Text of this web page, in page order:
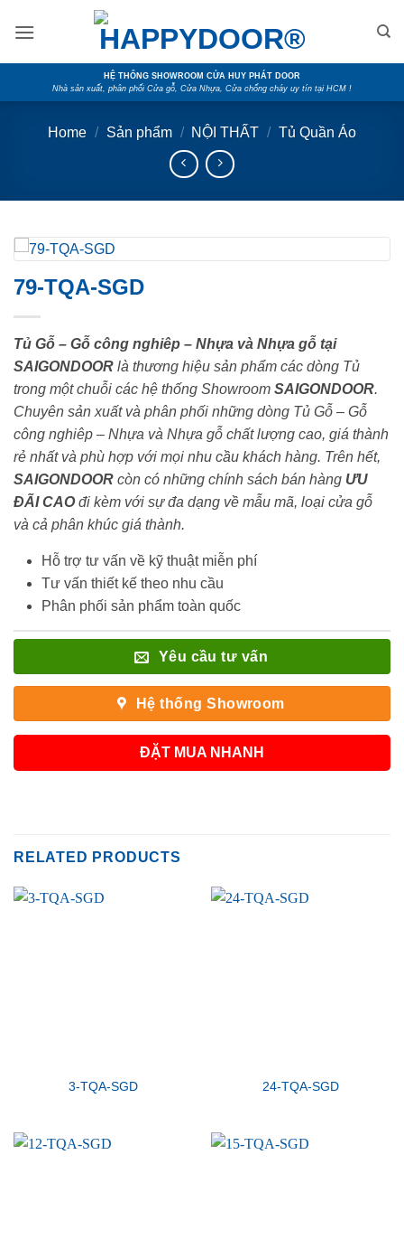
HỆ THỐNG SHOWROOM CỬA HUY PHÁT DOOR
Nhà sản xuất, phân phối Cửa gỗ, Cửa Nhựa, Cửa chống cháy uy tín tại HCM !
Home / Sản phẩm / NỘI THẤT / Tủ Quần Áo
79-TQA-SGD
Tủ Gỗ – Gỗ công nghiêp – Nhựa và Nhựa gỗ tại
SAIGONDOOR là thương hiệu sản phẩm các dòng Tủ
trong một chuỗi các hệ thống Showroom SAIGONDOOR.
Chuyên sản xuất và phân phối những dòng Tủ Gỗ – Gỗ
công nghiêp – Nhựa và Nhựa gỗ chất lượng cao, giá thành
rẻ nhất và phù hợp với mọi nhu cầu khách hàng. Trên hết,
SAIGONDOOR còn có những chính sách bán hàng ƯU
ĐÃI CAOđi kèm với sự đa dạng về mẫu mã, loại cửa gỗ
và cả phân khúc giá thành.
Hỗ trợ tư vấn về kỹ thuật miễn phí
Tư vấn thiết kế theo nhu cầu
Phân phối sản phẩm toàn quốc
Yêu cầu tư vấn
Hệ thống Showroom
ĐẶT MUA NHANH
RELATED PRODUCTS
3-TQA-SGD 24-TQA-SGD